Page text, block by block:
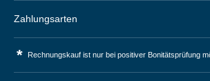
Zahlungsarten
* Rechnungskauf ist nur bei positiver Bonitätsprüfung